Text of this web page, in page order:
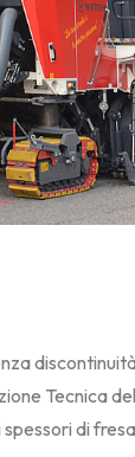
Tecnica
spessori di